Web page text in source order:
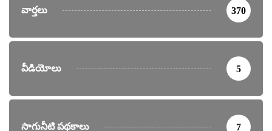
వార్తలు 370
వీడియోలు 5
సాగునీటి పథకాలు 7